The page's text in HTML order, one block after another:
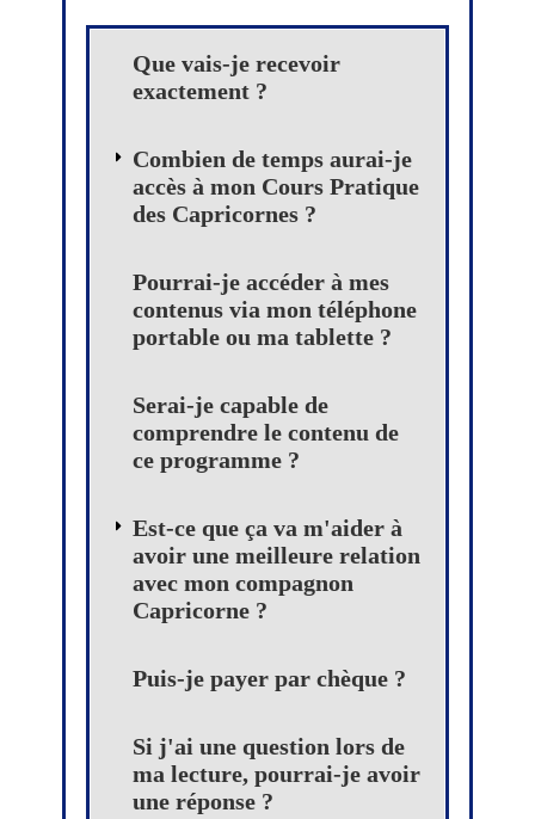
Que vais-je recevoir
exactement ?
Combien de temps aurai-je
accès à mon Cours Pratique
des Capricornes ?
Pourrai-je accéder à mes
contenus via mon téléphone
portable ou ma tablette ?
Serai-je capable de
comprendre le contenu de
ce programme ?
Est-ce que ça va m'aider à
avoir une meilleure relation
avec mon compagnon
Capricorne ?
Puis-je payer par chèque ?
Si j'ai une question lors de
ma lecture, pourrai-je avoir
une réponse ?